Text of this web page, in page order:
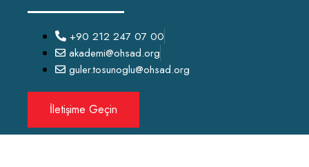
+90 212 247 07 00
akademi@ohsad.org
guler.tosunoglu@ohsad.org
İletişime Geçin